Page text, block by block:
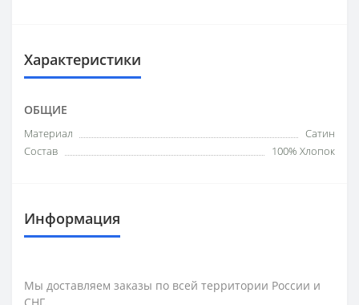
Характеристики
ОБЩИЕ
Материал
Сатин
Состав
100% Хлопок
Информация
Мы доставляем заказы по всей территории России и
СНГ.